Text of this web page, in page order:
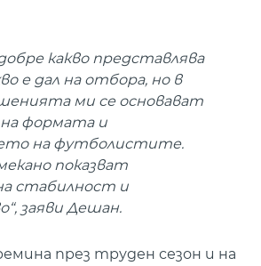
какво представлява
е дал на отбора, но в
ми се основават
формата и
на футболистите.
показват
стабилност и
заяви Дешан.
през труден сезон и на